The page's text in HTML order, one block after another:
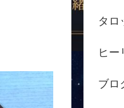
タロ
ヒー
ブロ